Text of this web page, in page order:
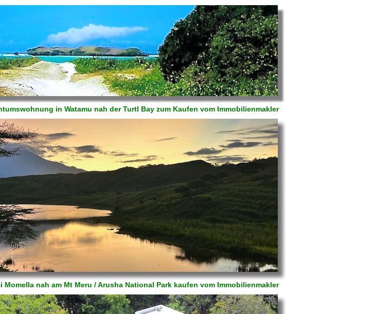
in Watamu nah der Turtl Bay zum Kaufen vom Immobilienmakler
Momella nah am Mt Meru / Arusha National Park kaufen vom Immobilienmakler